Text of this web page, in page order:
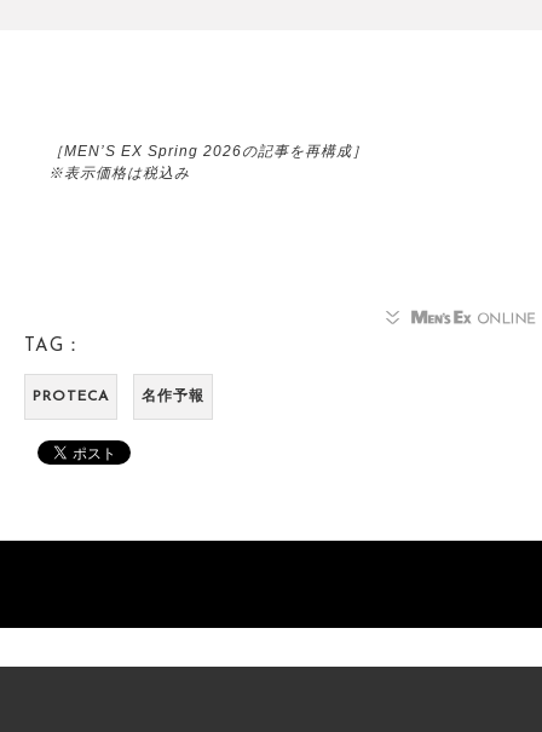
［MEN’S EX Spring 2026の記事を再構成］
※表示価格は税込み
TAG：
PROTECA 名作予報